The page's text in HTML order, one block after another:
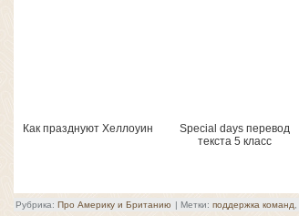
Как празднуют Хеллоуин
Special days перевод
текста 5 класс
Рубрика: Про Америку и Британию | Метки: поддержка команд